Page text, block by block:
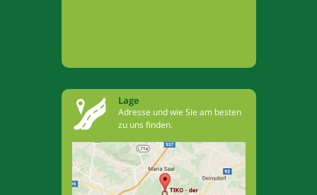
Lage
Adresse und wie Sie am besten
zu uns finden.